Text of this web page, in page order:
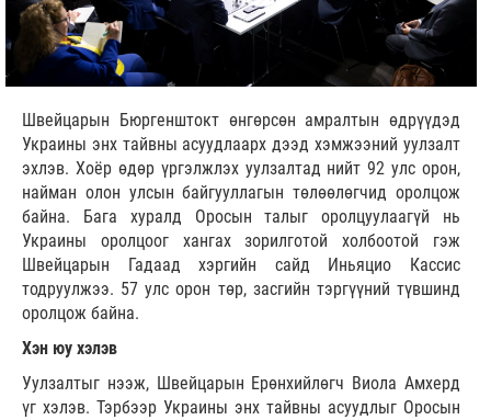
Швейцарын Бюргенштокт өнгөрсөн амралтын өдрүүдэд
Украины энх тайвны асуудлаарх дээд хэмжээний уулзалт
эхлэв. Хоёр өдөр үргэлжлэх уулзалтад нийт 92 улс орон,
найман олон улсын байгууллагын төлөөлөгчид оролцож
байна. Бага хуралд Оросын талыг оролцуулаагүй нь
Украины оролцоог хангах зорилготой холбоотой гэж
Швейцарын Гадаад хэргийн сайд Иньяцио Кассис
тодруулжээ. 57 улс орон төр, засгийн тэргүүний түвшинд
оролцож байна.
Хэн юу хэлэв
Уулзалтыг нээж, Швейцарын Ерөнхийлөгч Виола Амхерд
үг хэлэв. Тэрбээр Украины энх тайвны асуудлыг Оросын